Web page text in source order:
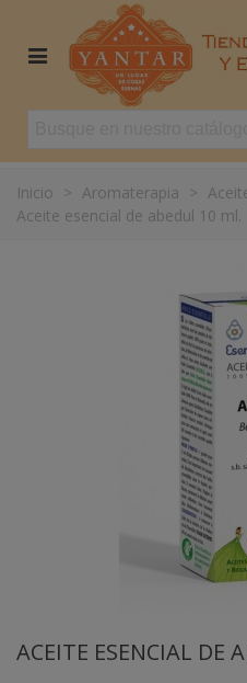
Inicio > Aromaterapia >
Aceite esencial de abedul 10 ml.
ACEITE ESENCIAL DE